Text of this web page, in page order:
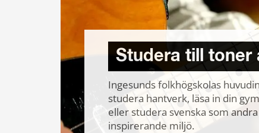
Studera till toner
Ingesunds folkhögskolas
studera hantverk, läsa in din
eller studera svenska som
inspirerande miljö.